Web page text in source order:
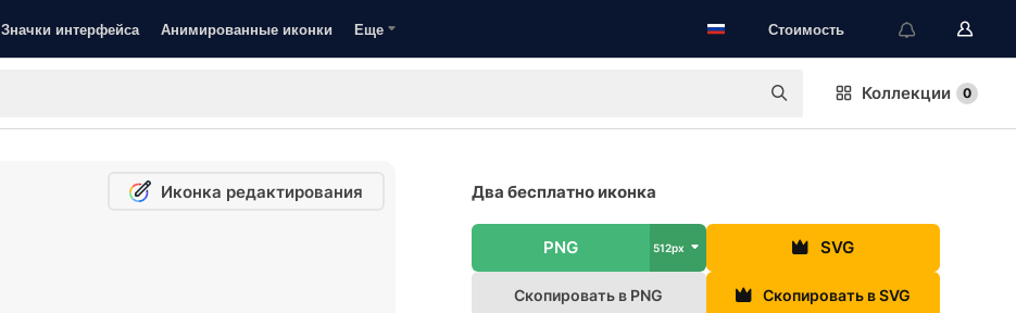
Значки интерфейса Анимированные иконки Еще Стоимость
Коллекции 0
Иконка редактирования Два бесплатно иконка
PNG 512px SVG
Скопировать в PNG Скопировать в SVG